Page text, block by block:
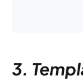
3.